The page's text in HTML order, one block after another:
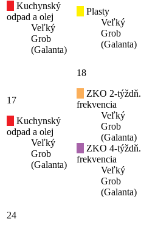
Kuchynský
odpad a olej
Veľký
Grob
(Galanta)
Plasty
Veľký
Grob
(Galanta)
17
Kuchynský
odpad a olej
Veľký
Grob
(Galanta)
18
ZKO 2-týždň.
frekvencia
Veľký
Grob
(Galanta)
ZKO 4-týždň.
frekvencia
Veľký
Grob
(Galanta)
24